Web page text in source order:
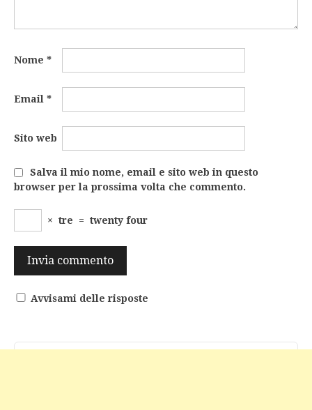
Nome *
Email *
Sito web
Salva il mio nome, email e sito web in questo
browser per la prossima volta che commento.
× tre = twenty four
Avvisami delle risposte